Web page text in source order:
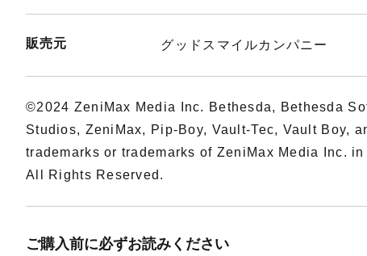
販売元 グッドスマイルカンパニー
©2024 ZeniMax Media Inc. Bethesda, Bethesda
Studios, ZeniMax, Pip-Boy, Vault-Tec, Vault Boy,
trademarks or trademarks of ZeniMax Media Inc.
All Rights Reserved.
ご購入前に必ずお読みください